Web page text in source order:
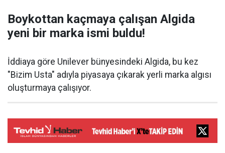
Boykottan kaçmaya çalışan Algida
yeni bir marka ismi buldu!
İddiaya göre Unilever bünyesindeki Algida, bu kez
"Bizim Usta" adıyla piyasaya çıkarak yerli marka algısı
oluşturmaya çalışıyor.